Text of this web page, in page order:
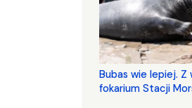
Bubas wie lepiej. Z
fokarium Stacji